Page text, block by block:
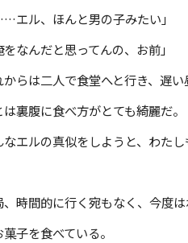
エル、ほんと男の子みたい」
をなんだと思ってんの、お前」
からは二人で食堂へと行き、遅
は裏腹に食べ方がとても綺麗だ。
なエルの真似をしようと、わた
、時間的に行く宛もなく、今度
子を食べている。